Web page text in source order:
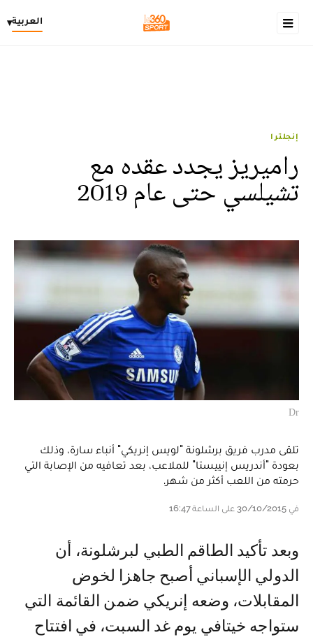
العربية▾
إنجلترا
راميريز يجدد عقده مع
تشيلسي حتى عام 2019
Dr
تلقى مدرب فريق برشلونة "لويس إنريكي" أنباء سارة، وذلك
بعودة "أندريس إنييستا" للملاعب، بعد تعافيه من الإصابة التي
حرمته من اللعب أكثر من شهر.
في 30/10/2015 على الساعة 16:47
وبعد تأكيد الطاقم الطبي لبرشلونة، أن
الدولي الإسباني أصبح جاهزا لخوض
المقابلات، وضعه إنريكي ضمن القائمة التي
ستواجه خيتافي يوم غد السبت، في افتتاح